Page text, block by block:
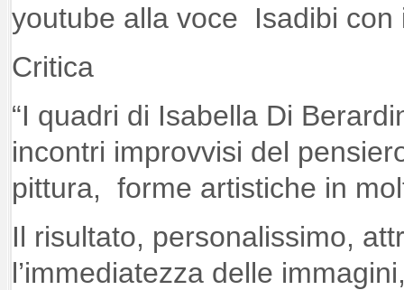
youtube alla voce Isadibi con
Critica
“I quadri di Isabella Di
incontri improvvisi del
pittura, forme artistiche in
Il risultato, personalissimo,
l’immediatezza delle